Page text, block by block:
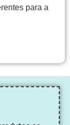
para a